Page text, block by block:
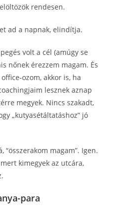
rendesen.
ad a napnak, elindítja.
volt a cél (amúgy se
nőnek érezzem magam. És
ozom, akkor is, ha
lesznek aznap
megyek. Nincs szakadt,
„kutyasétáltatáshoz” jó
magam”. Igen.
kimegyek az utcára,
para